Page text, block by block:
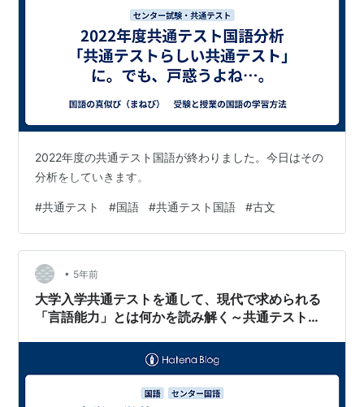
2022年度の共通テスト国語が終わりました。今日はその
分析をしていきます。
#共通テスト #国語 #共通テスト国語 #古文
• 5年前
大学入学共通テストを通して、現代で求められる
「言語能力」とは何かを読み解く～共通テスト